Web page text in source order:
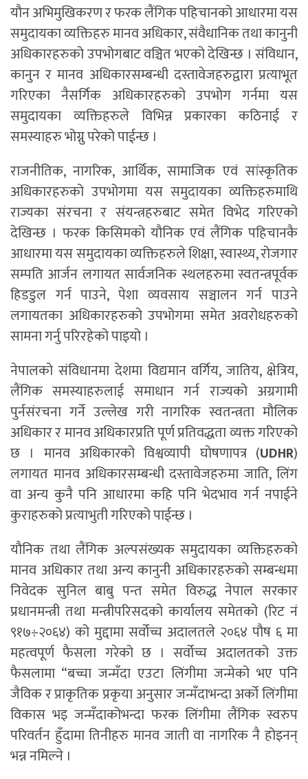
यौन अभिमुखिकरण र फरक लैंगिक पहिचानको आधारमा यस
समुदायका व्यक्तिहरु मानव अधिकार, संवैधानिक तथा कानुनी
अधिकारहरुको उपभोगबाट वञ्चित भएको देखिन्छ । संविधान,
कानुन र मानव अधिकारसम्बन्धी दस्तावेजहरुद्वारा प्रत्याभूत
गरिएका नैसर्गिक अधिकारहरुको उपभोग गर्नमा यस
समुदायका व्यक्तिहरुले विभिन्न प्रकारका कठिनाई र
समस्याहरु भोग्नु परेको पाईन्छ ।
राजनीतिक, नागरिक, आर्थिक, सामाजिक एवं सांस्कृतिक
अधिकारहरुको उपभोगमा यस समुदायका व्यक्तिहरुमाथि
राज्यका संरचना र संयन्त्रहरुबाट समेत विभेद गरिएको
देखिन्छ । फरक किसिमको यौनिक एवं लैंगिक पहिचानकै
आधारमा यस समुदायका व्यक्तिहरुले शिक्षा, स्वास्थ्य, रोजगार
सम्पति आर्जन लगायत सार्वजनिक स्थलहरुमा स्वतन्त्रपूर्वक
हिडडुल गर्न पाउने, पेशा व्यवसाय सञ्चालन गर्न पाउने
लगायतका अधिकारहरुको उपभोगमा समेत अवरोधहरुको
सामना गर्नु परिरहेको पाइयो ।
नेपालको संविधानमा देशमा विद्यमान वर्गिय, जातिय, क्षेत्रिय,
लैंगिक समस्याहरुलाई समाधान गर्न राज्यको अग्रगामी
पुर्नसंरचना गर्ने उल्लेख गरी नागरिक स्वतन्त्रता मौलिक
अधिकार र मानव अधिकारप्रति पूर्ण प्रतिवद्धता व्यक्त गरिएको
छ । मानव अधिकारको विश्वव्यापी घोषणापत्र (UDHR)
लगायत मानव अधिकारसम्बन्धी दस्तावेजहरुमा जाति, लिंग
वा अन्य कुनै पनि आधारमा कहि पनि भेदभाव गर्न नपाईने
कुराहरुको प्रत्याभुती गरिएको पाईन्छ ।
यौनिक तथा लैंगिक अल्पसंख्यक समुदायका व्यक्तिहरुको
मानव अधिकार तथा अन्य कानुनी अधिकारहरुको सम्बन्धमा
निवेदक सुनिल बाबु पन्त समेत विरुद्ध नेपाल सरकार
प्रधानमन्त्री तथा मन्त्रीपरिसदको कार्यालय समेतको (रिट नं
९१७÷२०६४) को मुद्दामा सर्वोच्च अदालतले २०६४ पौष ६ मा
महत्वपूर्ण फैसला गरेको छ । सर्वोच्च अदालतको उक्त
फैसलामा “बच्चा जन्मँदा एउटा लिंगीमा जन्मेको भए पनि
जैविक र प्राकृतिक प्रकृया अनुसार जन्मँदाभन्दा अर्को लिंगीमा
विकास भइ जन्मँदाकोभन्दा फरक लिंगीमा लैंगिक स्वरुप
परिवर्तन हुँदामा तिनीहरु मानव जाती वा नागरिक नै होइनन्
भन्न नमिल्ने ।